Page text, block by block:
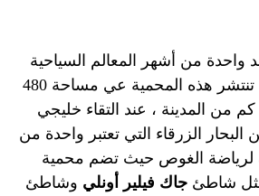
من أشهر المعالم السياحية
في شرم الشيخ حيث تنتشر هذه المحمية عي مساحة 480
كم وذلك علي بعد 12 كم من المدينة ، عند التقاء خليجي
البحار الزرقاء التي تعتبر واحدة من
لرياضة الغوص حيث تضم محمية
شاطئ جاك فيلير أونلي وشاطئ